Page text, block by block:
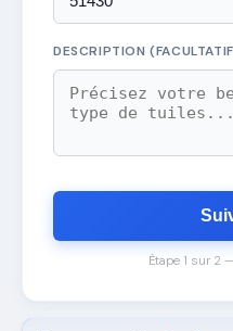
DESCRIPTION
Étape 1 sur 2